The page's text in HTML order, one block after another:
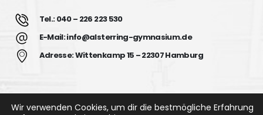
Tel.: 040 – 226 223 530
E-Mail: info@alsterring-gymnasium.de
Adresse: Wittenkamp 15 – 22307 Hamburg
Wir verwenden Cookies, um dir die bestmögliche Erfahrung